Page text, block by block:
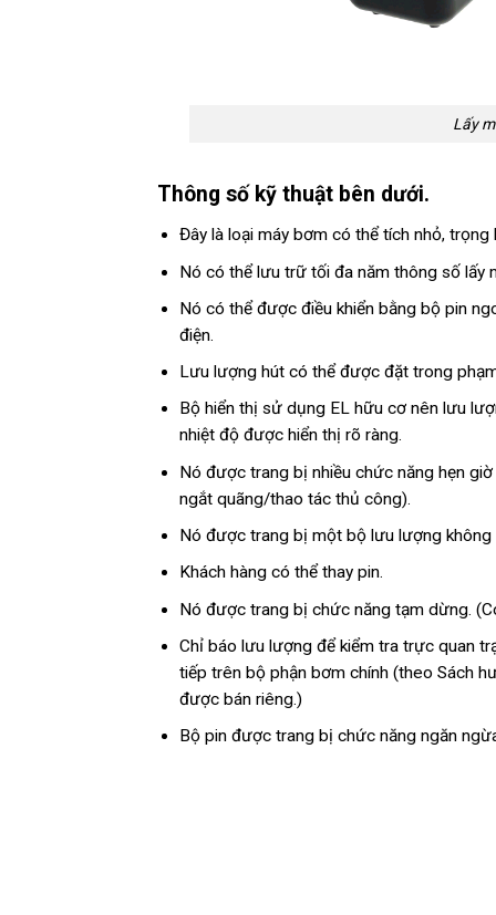
Lấy
Thông số kỹ thuật bên dưới.
Đây là loại máy bơm có thể tích nhỏ, trọng
Nó có thể lưu trữ tối đa năm thông số lấy
Nó có thể được điều khiển bằng bộ pin
điện.
Lưu lượng hút có thể được đặt trong
Bộ hiển thị sử dụng EL hữu cơ nên lưu
nhiệt độ được hiển thị rõ ràng.
Nó được trang bị nhiều chức năng hẹn
ngắt quãng/thao tác thủ công).
Nó được trang bị một bộ lưu lượng
Khách hàng có thể thay pin.
Nó được trang bị chức năng tạm dừng.
Chỉ báo lưu lượng để kiểm tra trực quan
tiếp trên bộ phận bơm chính (theo Sách
được bán riêng.)
Bộ pin được trang bị chức năng ngăn